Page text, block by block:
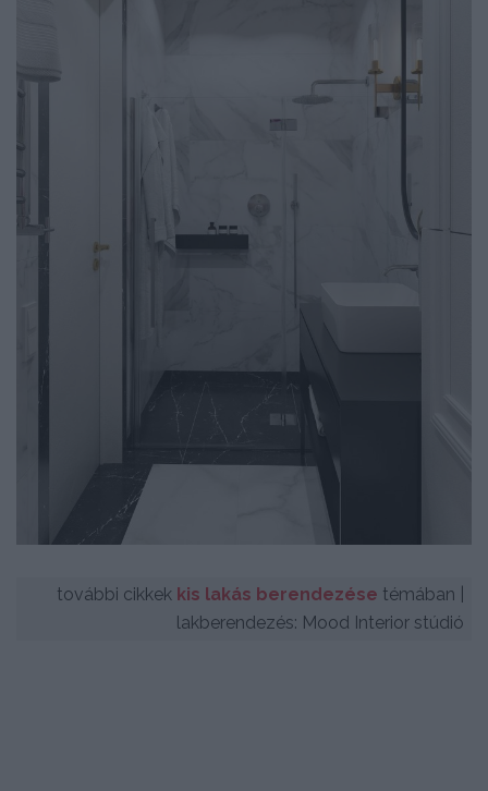
további cikkek kis lakás berendezése témában |
lakberendezés: Mood Interior stúdió